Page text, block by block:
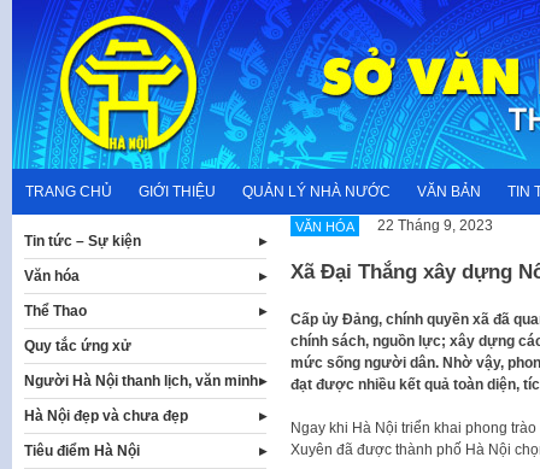
content
TRANG CHỦ GIỚI THIỆU QUẢN LÝ NHÀ NƯỚC VĂN BẢN TIN
VĂN HÓA 22 Tháng 9, 2023
Xã Đại Thắng xây dựng
Cấp ủy Đảng, chính quyền xã đã
chính sách, nguồn lực; xây dựng
mức sống người dân. Nhờ vậy,
đạt được nhiều kết quả toàn diện,
Ngay khi Hà Nội triển khai phong
Xuyên đã được thành phố Hà Nội
Tin tức – Sự kiện
Văn hóa
Thể Thao
Quy tắc ứng xử
Người Hà Nội thanh lịch, văn minh
Hà Nội đẹp và chưa đẹp
Tiêu điểm Hà Nội